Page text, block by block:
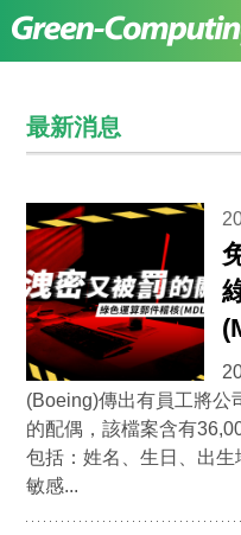
最新消息
(Boeing)傳出有員工將公
的配偶，該檔案含有
包括：姓名、生日、出
敏感...